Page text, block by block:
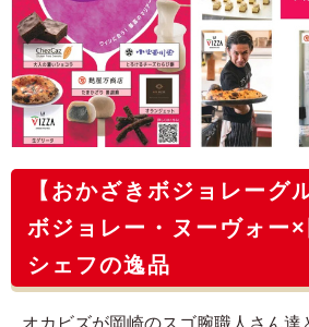
【おかざきボジョレーグ
ボジョレー・ヌーヴォー
シェフの逸品
オカビズが岡崎のスゴ腕職人さん達